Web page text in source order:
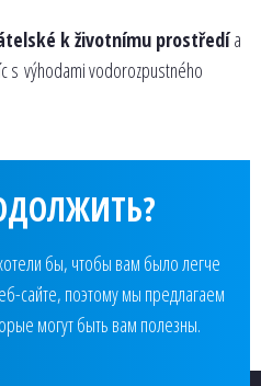
k životnímu prostředía
s výhodami vodorozpustného
бы, чтобы вам было легче
сайте, поэтому мы предлагаем
могут быть вам полезны.